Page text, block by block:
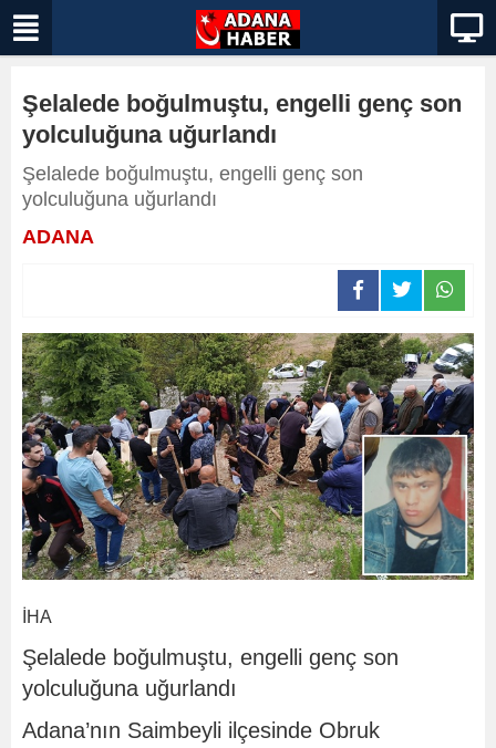
Şelalede boğulmuştu, engelli genç son
yolculuğuna uğurlandı
Şelalede boğulmuştu, engelli genç son
yolculuğuna uğurlandı
ADANA
İHA
Şelalede boğulmuştu, engelli genç son
yolculuğuna uğurlandı
Adana’nın Saimbeyli ilçesinde Obruk